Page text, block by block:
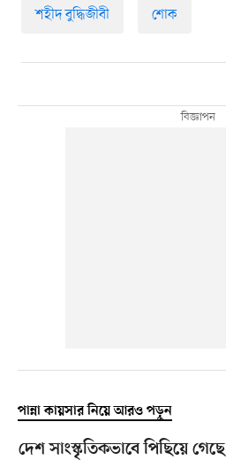
শহীদ বুদ্ধিজীবী শোক
পান্না কায়সার নিয়ে আরও পড়ুন
দেশ সাংস্কৃতিকভাবে পিছিয়ে গেছে